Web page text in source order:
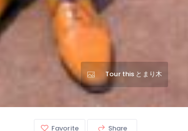
Tour this とまり木
Favorite Share